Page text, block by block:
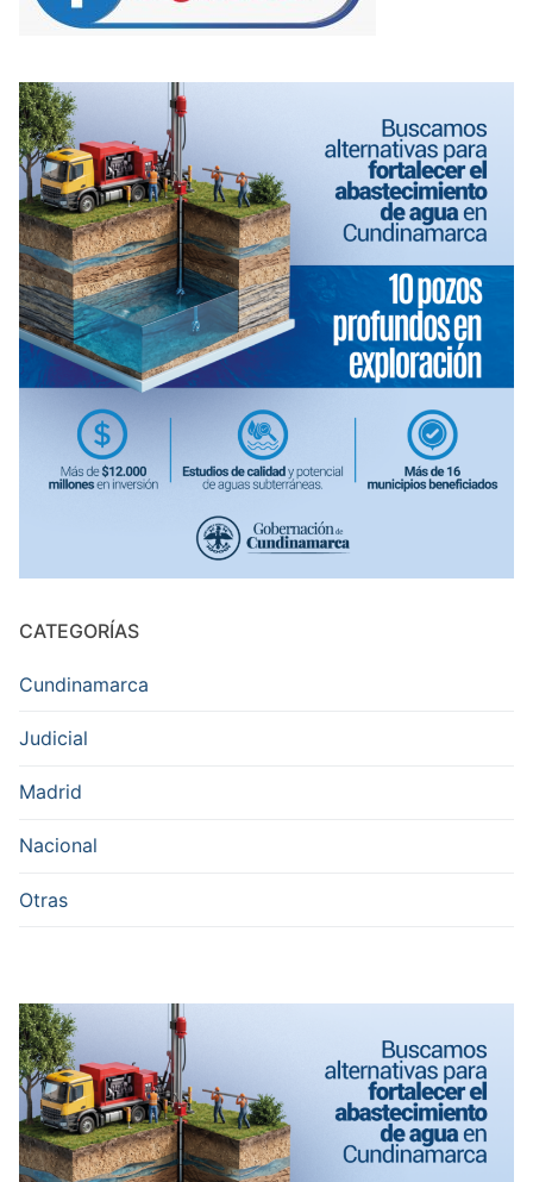
CATEGORÍAS
Cundinamarca
Judicial
Madrid
Nacional
Otras